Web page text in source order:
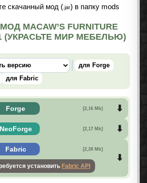
скачанный мод ( .jar) в папку mods
MACAW’S FURNITURE
(УКРАСЬТЕ МИР МЕБЕЛЬЮ)
для Forge
для Fabric
Forge [2,16 Mb]
NeoForge [2,17 Mb]
Fabric [2,28 Mb]
установить Fabric API